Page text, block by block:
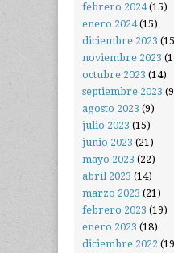
febrero 2024(15)
enero 2024(15)
diciembre 2023
noviembre 2023
octubre 2023 (14)
septiembre 2023
agosto 2023 (9)
julio 2023 (15)
junio 2023 (21)
mayo 2023 (22)
abril 2023 (14)
marzo 2023 (21)
febrero 2023 (19)
enero 2023 (18)
diciembre 2022